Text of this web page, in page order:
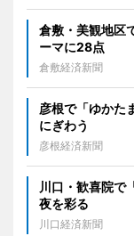
倉敷・美観地区
ーマに28点
倉敷経済新聞
彦根で「ゆか
にぎわう
彦根経済新聞
川口・歓喜院
夜を彩る
川口経済新聞